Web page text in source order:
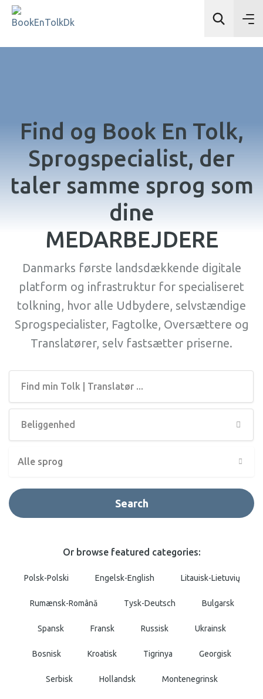
Find og Book En Tolk,
Sprogspecialist, der
taler samme sprog som
dine
MEDARBEJDERE
Danmarks første landsdækkende digitale
platform og infrastruktur for specialiseret
tolkning, hvor alle Udbydere, selvstændige
Sprogspecialister, Fagtolke, Oversættere og
Translatører, selv fastsætter priserne.
Alle sprog
Search
Or browse featured categories:
Polsk-Polski Engelsk-English Litauisk-Lietuvių
Rumænsk-Română Tysk-Deutsch Bulgarsk
Spansk Fransk Russisk Ukrainsk
Bosnisk Kroatisk Tigrinya Georgisk
Serbisk Hollandsk Montenegrinsk